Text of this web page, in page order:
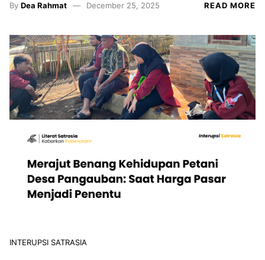
By Dea Rahmat December 25, 2025 READ MORE
INTERUPSI SATRASIA